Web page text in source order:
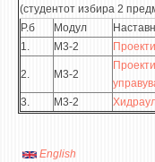
(студентот избира 2
Р.б
Модул
1.
М3-2
2. М3-2
3. М3-2
English